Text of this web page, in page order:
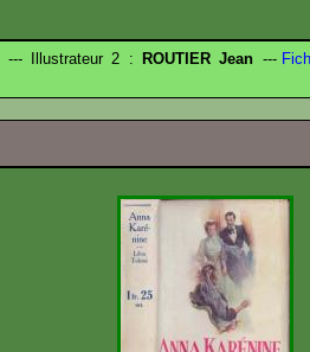
--- Illustrateur 2 : ROUTIER Jean ---